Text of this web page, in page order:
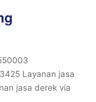
Layanan jasa
jasa derek via